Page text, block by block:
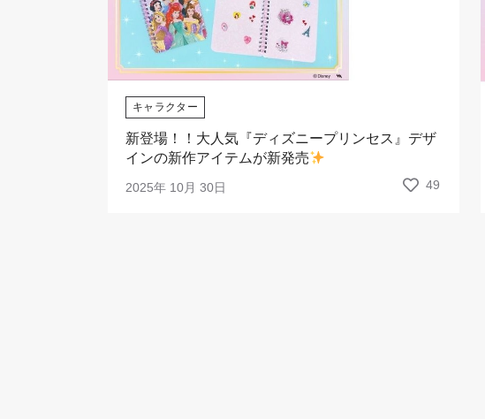
キャラクター
新登場！！大人気『ディズニープリンセス』デザ
インの新作アイテムが新発売
2025年 10月 30日 49